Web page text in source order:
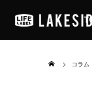
コラム